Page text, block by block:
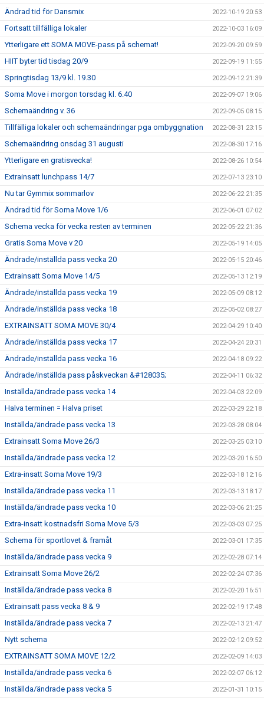
Ändrad tid för Dansmix 2022-10-19 20:53
Fortsatt tillfälliga lokaler 2022-10-03 16:09
Ytterligare ett SOMA MOVE-pass på schemat! 2022-09-20 09:59
HIIT byter tid tisdag 20/9 2022-09-19 11:55
Springtisdag 13/9 kl. 19.30 2022-09-12 21:39
Soma Move i morgon torsdag kl. 6.40 2022-09-07 19:06
Schemaändring v. 36 2022-09-05 08:15
Tillfälliga lokaler och schemaändringar pga ombyggnation 2022-08-31 23:15
Schemaändring onsdag 31 augusti 2022-08-30 17:16
Ytterligare en gratisvecka! 2022-08-26 10:54
Extrainsatt lunchpass 14/7 2022-07-13 23:10
Nu tar Gymmix sommarlov 2022-06-22 21:35
Ändrad tid för Soma Move 1/6 2022-06-01 07:02
Schema vecka för vecka resten av terminen 2022-05-22 21:36
Gratis Soma Move v 20 2022-05-19 14:05
Ändrade/inställda pass vecka 20 2022-05-15 20:46
Extrainsatt Soma Move 14/5 2022-05-13 12:19
Ändrade/inställda pass vecka 19 2022-05-09 08:12
Ändrade/inställda pass vecka 18 2022-05-02 08:27
EXTRAINSATT SOMA MOVE 30/4 2022-04-29 10:40
Ändrade/inställda pass vecka 17 2022-04-24 20:31
Ändrade/inställda pass vecka 16 2022-04-18 09:22
Ändrade/inställda pass påskveckan &#128035; 2022-04-11 06:32
Inställda/ändrade pass vecka 14 2022-04-03 22:09
Halva terminen = Halva priset 2022-03-29 22:18
Inställda/ändrade pass vecka 13 2022-03-28 08:04
Extrainsatt Soma Move 26/3 2022-03-25 03:10
Inställda/ändrade pass vecka 12 2022-03-20 16:50
Extra-insatt Soma Move 19/3 2022-03-18 12:16
Inställda/ändrade pass vecka 11 2022-03-13 18:17
Inställda/ändrade pass vecka 10 2022-03-06 21:25
Extra-insatt kostnadsfri Soma Move 5/3 2022-03-03 07:25
Schema för sportlovet & framåt 2022-03-01 17:35
Inställda/ändrade pass vecka 9 2022-02-28 07:14
Extrainsatt Soma Move 26/2 2022-02-24 07:36
Inställda/ändrade pass vecka 8 2022-02-20 16:51
Extrainsatt pass vecka 8 & 9 2022-02-19 17:48
Inställda/ändrade pass vecka 7 2022-02-13 21:47
Nytt schema 2022-02-12 09:52
EXTRAINSATT SOMA MOVE 12/2 2022-02-09 14:03
Inställda/ändrade pass vecka 6 2022-02-07 06:12
Inställda/ändrade pass vecka 5 2022-01-31 10:15